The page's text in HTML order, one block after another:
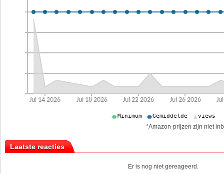
*Amazon-prijzen zijn niet
Laatste reacties
Er is nog niet gereageerd.